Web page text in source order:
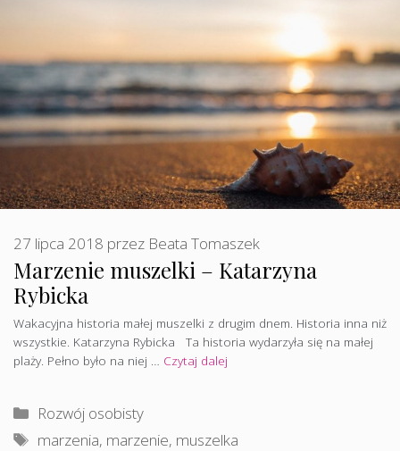
Marzenie muszelki – Katarzyna
Rybicka
27 lipca 2018 przez Beata Tomaszek
Wakacyjna historia małej muszelki z drugim dnem. Historia inna niż
wszystkie. Katarzyna Rybicka Ta historia wydarzyła się na małej
plaży. Pełno było na niej … Czytaj dalej
Kategorie
Rozwój osobisty
Tagi
marzenia, marzenie, muszelka